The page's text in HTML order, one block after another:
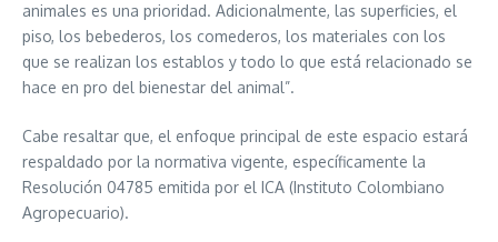
animales es una prioridad. Adicionalmente, las superficies, el
piso, los bebederos, los comederos, los materiales con los
que se realizan los establos y todo lo que está relacionado se
hace en pro del bienestar del animal”.
Cabe resaltar que, el enfoque principal de este espacio estará
respaldado por la normativa vigente, específicamente la
Resolución 04785 emitida por el ICA (Instituto Colombiano
Agropecuario).